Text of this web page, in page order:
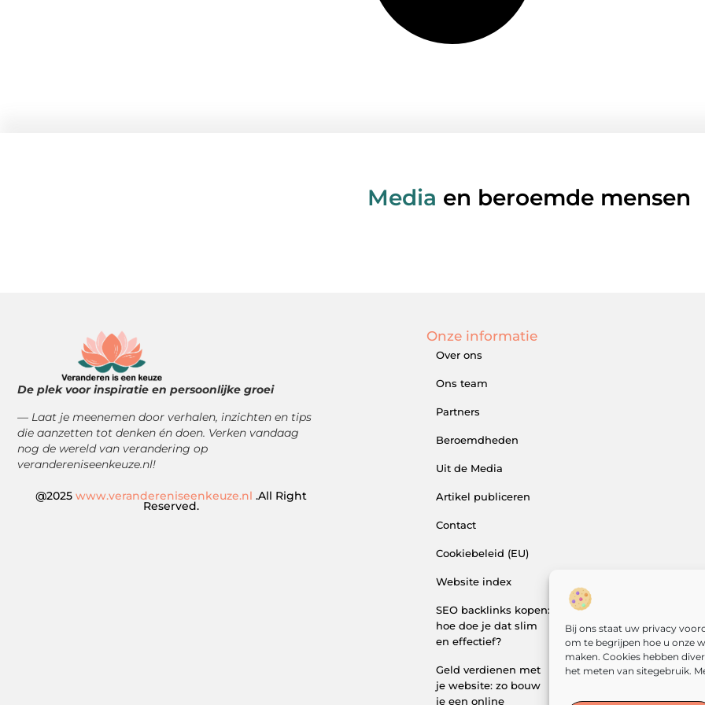
Bij ons staat uw privacy
om te begrijpen hoe u onze
maken. Cookies hebben
het meten van sitegebruik.
Media en beroemde mensen
De plek voor inspiratie en persoonlijke groei
— Laat je meenemen door verhalen, inzichten en tips
die aanzetten tot denken én doen. Verken vandaag
nog de wereld van verandering op
verandereniseenkeuze.nl!
@2025 www.verandereniseenkeuze.nl .All Right
Reserved.
Onze informatie
Over ons
Ons team
Partners
Beroemdheden
Uit de Media
Artikel publiceren
Contact
Cookiebeleid (EU)
Website index
SEO backlinks kopen:
hoe doe je dat slim
en effectief?
Geld verdienen met
je website: zo bouw
je een online